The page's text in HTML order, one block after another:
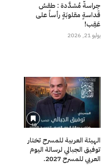
حِراسةٌ مُشدَّدة : طقسُ
قَداسةٍ مقلوبَةٍ رأساً على
عَقِب!
يوليو 21, 2026
الهيئة العربية للمسرح تختار
توفيق الجبالي لرسالة اليوم
العربي للمسرح 2027.